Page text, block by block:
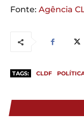
Fonte: Agência
TAGS: CLDF